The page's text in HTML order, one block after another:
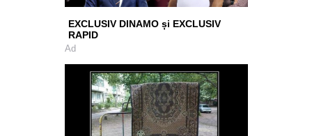
EXCLUSIV DINAMO și EXCLUSIV
RAPID
Ad